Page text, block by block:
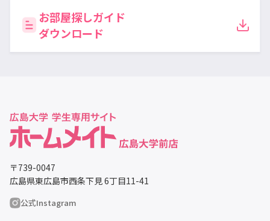
お部屋探しガイド
ダウンロード
〒739-0047
広島県東広島市西条下見 6丁目11-41
公式Instagram